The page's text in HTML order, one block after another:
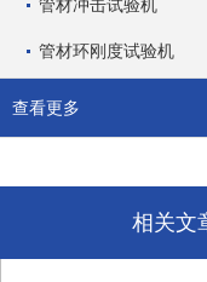
管材冲击试验机
管材环刚度试验机
查看更多
相关文